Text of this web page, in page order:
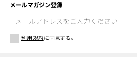
メールマガジン登録
利用規約に同意する。